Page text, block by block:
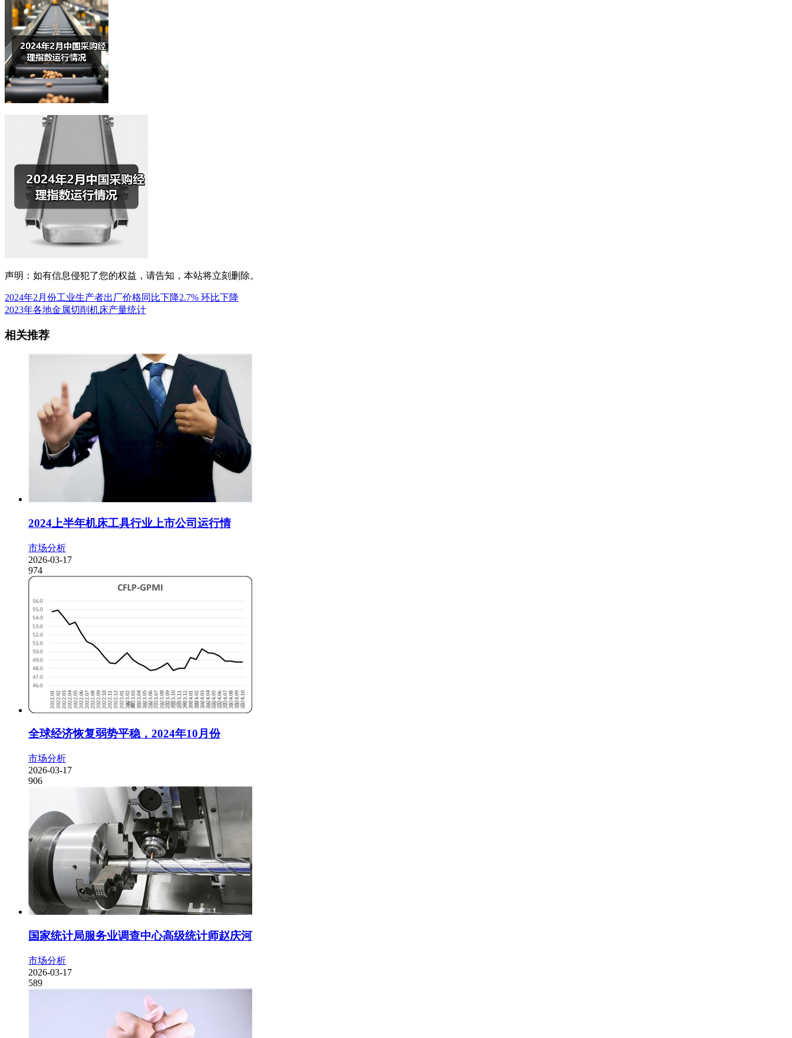
声明：如有信息侵犯了您的权益，请告知，本站将立刻删除。
2024年2月份工业生产者出厂价格同比下降2.7% 环比下降
2023年各地金属切削机床产量统计
相关推荐
2024上半年机床工具行业上市公司运行情
市场分析
2026-03-17
974
全球经济恢复弱势平稳，2024年10月份
市场分析
2026-03-17
906
国家统计局服务业调查中心高级统计师赵庆河
市场分析
2026-03-17
589